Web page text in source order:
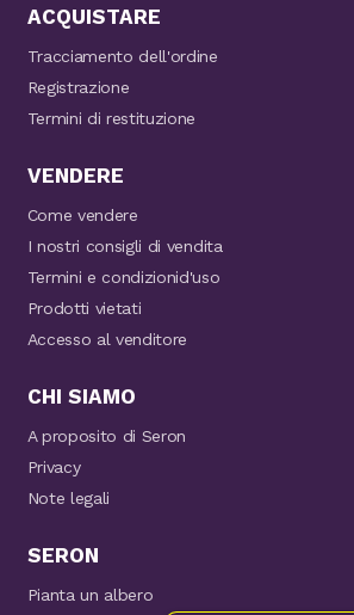
ACQUISTARE
Tracciamento dell'ordine
Registrazione
Termini di restituzione
VENDERE
Come vendere
I nostri consigli di vendita
Termini e condizionid'uso
Prodotti vietati
Accesso al venditore
CHI SIAMO
A proposito di Seron
Privacy
Note legali
SERON
Pianta un albero